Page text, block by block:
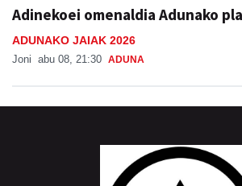
Adinekoei omenaldia Adunako
ADUNAKO JAIAK 2026
Joni abu 08, 21:30 ADUNA